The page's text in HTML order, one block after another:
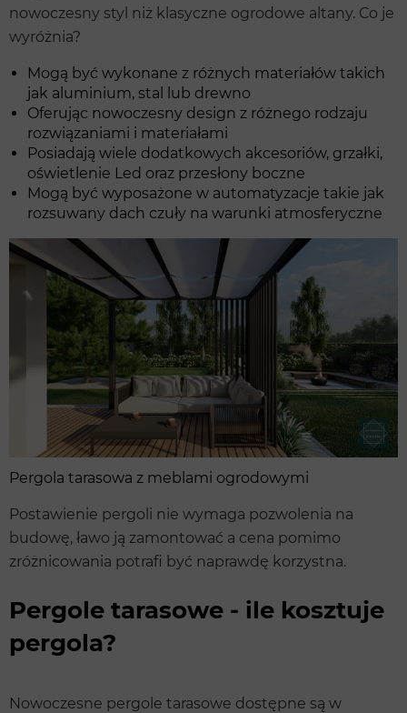
nowoczesny styl niż klasyczne ogrodowe altany. Co je
wyróżnia?
Mogą być wykonane z różnych materiałów takich
jak aluminium, stal lub drewno
Oferując nowoczesny design z różnego rodzaju
rozwiązaniami i materiałami
Posiadają wiele dodatkowych akcesoriów, grzałki,
oświetlenie Led oraz przesłony boczne
Mogą być wyposażone w automatyzacje takie jak
rozsuwany dach czuły na warunki atmosferyczne
Pergola tarasowa z meblami ogrodowymi
Postawienie pergoli nie wymaga pozwolenia na
budowę, ławo ją zamontować a cena pomimo
zróżnicowania potrafi być naprawdę korzystna.
Pergole tarasowe - ile kosztuje
pergola?
Nowoczesne pergole tarasowe dostępne są w